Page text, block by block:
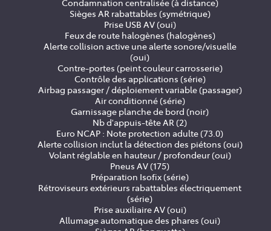
Condamnation centralisée (à distance)
Sièges AR rabattables (symétrique)
Prise USB AV (oui)
Feux de route halogènes (halogènes)
Alerte collision active une alerte sonore/visuelle
(oui)
Contre-portes (peint couleur carrosserie)
Contrôle des applications (série)
Airbag passager / déploiement variable (passager)
Air conditionné (série)
Garnissage planche de bord (noir)
Nb d'appuis-tête AR (2)
Euro NCAP : Note protection adulte (73.0)
Alerte collision inclut la détection des piétons (oui)
Volant réglable en hauteur / profondeur (oui)
Pneus AV (175)
Préparation Isofix (série)
Rétroviseurs extérieurs rabattables électriquement
(série)
Prise auxiliaire AV (oui)
Allumage automatique des phares (oui)